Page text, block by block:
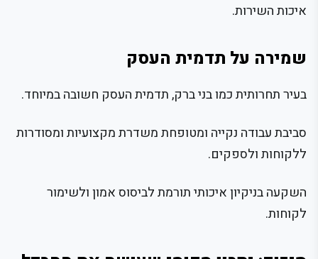
איכות השירות.
שמירה על תדמית העסק
בעיר תחרותית כמו בני ברק, תדמית העסק חשובה במיוחד.
סביבת עבודה נקייה ומטופחת משדרת מקצועיות ומסודרות
ללקוחות ולספקים.
השקעה בניקיון איכותי תורמת לביסוס אמון ולשימור
לקוחות.